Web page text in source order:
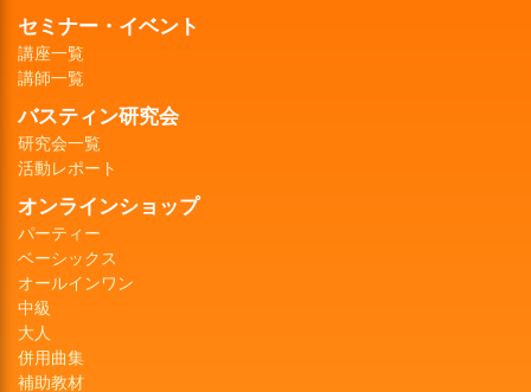
セミナー・イベント
講座一覧
講師一覧
バスティン研究会
研究会一覧
活動レポート
オンラインショップ
パーティー
ベーシックス
オールインワン
中級
大人
併用曲集
補助教材